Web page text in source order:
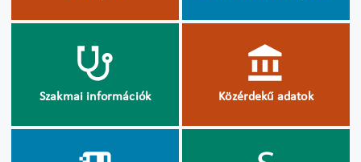
Szakmai információk Közérdekű adatok